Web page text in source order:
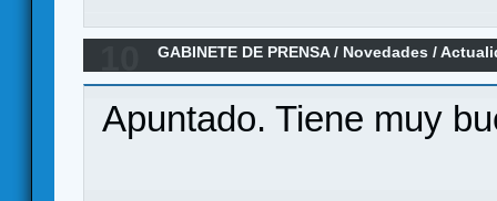
GABINETE DE PRENSA/ Novedades /
Apuntado. Tiene muy